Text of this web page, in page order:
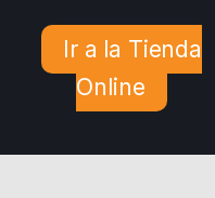
Ir a la Tienda
Online